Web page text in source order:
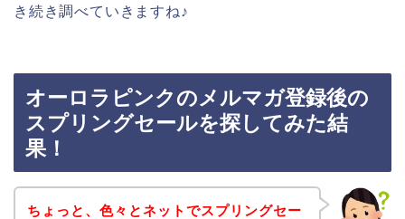
き続き調べていきますね♪
オーロラピンクのメルマガ登録後の
スプリングセールを探してみた結
果！
ちょっと、色々とネットでスプリングセー